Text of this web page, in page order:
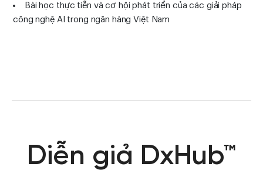
Bài học thực tiễn và cơ hội phát triển của các giải pháp
công nghệ AI trong ngân hàng Việt Nam
Diễn giả DxHub™